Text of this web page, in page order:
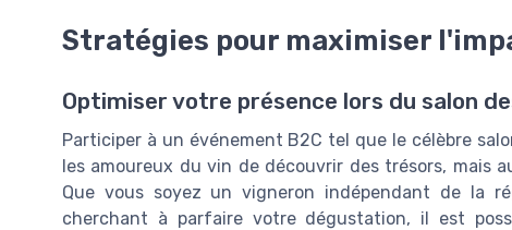
Stratégies pour maximiser
Optimiser votre présence lors du salon
Participer à un événement B2C tel que le célèbre
les amoureux du vin de découvrir des trésors, mais
Que vous soyez un vigneron indépendant de la
cherchant à parfaire votre dégustation, il est